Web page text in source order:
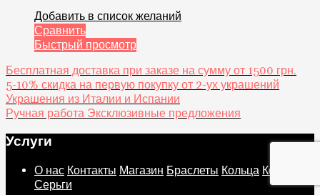
Добавить в список желаний
Сравнить
Быстрый просмотр
Бесплатная доставка при заказе на сумму от 1500 грн.
5-10% скидка на первую покупку от 2-ух украшений
Украшения из Италии и Испании
Ручная работа Эксклюзивные предложения
Услуги
О нас Контакты Магазин Браслеты Кольца Колье
Серьги